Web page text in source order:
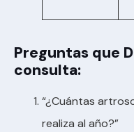
Preguntas que
consulta:
“¿Cuántas
realiza al año?”